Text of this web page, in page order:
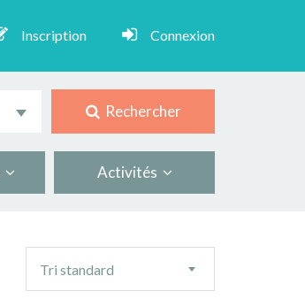
Inscription Connexion
Rechercher
Activités
tri
Tri standard